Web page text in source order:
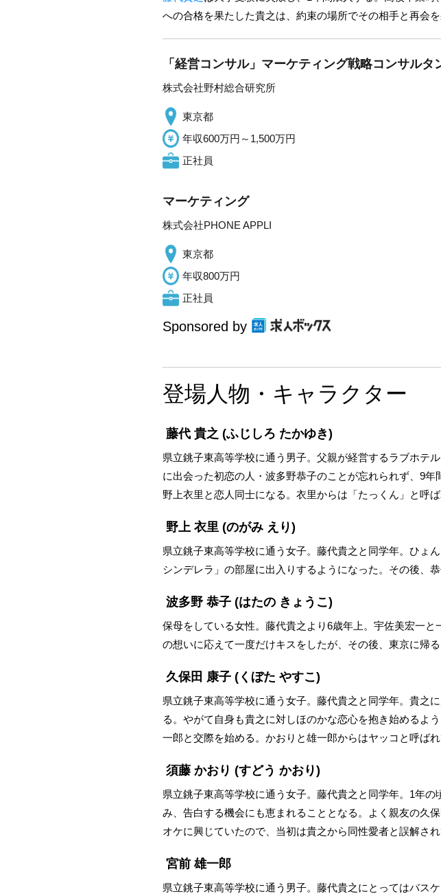
への合格を果たした貴之は、約束の場所でその相手と再会
「経営コンサル」マーケティング戦略コンサルタ
株式会社野村総合研究所
東京都
年収600万円～1,500万円
正社員
マーケティング
株式会社PHONE APPLI
東京都
年収800万円
正社員
Sponsored by
登場人物・キャラクター
藤代 貴之 (ふじしろ たかゆき)
県立銚子東高等学校に通う男子。父親が経営するラブホテ
に出会った初恋の人・波多野恭子のことが忘れられず、9
野上衣里と恋人同士になる。衣里からは「たっくん」と呼ば
野上 衣里 (のがみ えり)
県立銚子東高等学校に通う女子。藤代貴之と同学年。ひょ
シンデレラ」の部屋に出入りするようになった。その後、
波多野 恭子 (はたの きょうこ)
保母をしている女性。藤代貴之より6歳年上。宇佐美宏一
の想いに応えて一度だけキスをしたが、その後、東京に帰
久保田 康子 (くぼた やすこ)
県立銚子東高等学校に通う女子。藤代貴之と同学年。貴之
る。やがて自身も貴之に対しほのかな恋心を抱き始めるよ
一郎と交際を始める。かおりと雄一郎からはヤッコと呼ばれ
須藤 かおり (すどう かおり)
県立銚子東高等学校に通う女子。藤代貴之と同学年。1年
み、告白する機会にも恵まれることとなる。よく親友の久
オケに興じていたので、当初は貴之から同性愛者と誤解され
宮前 雄一郎
県立銚子東高等学校に通う男子。藤代貴之にとってはバス